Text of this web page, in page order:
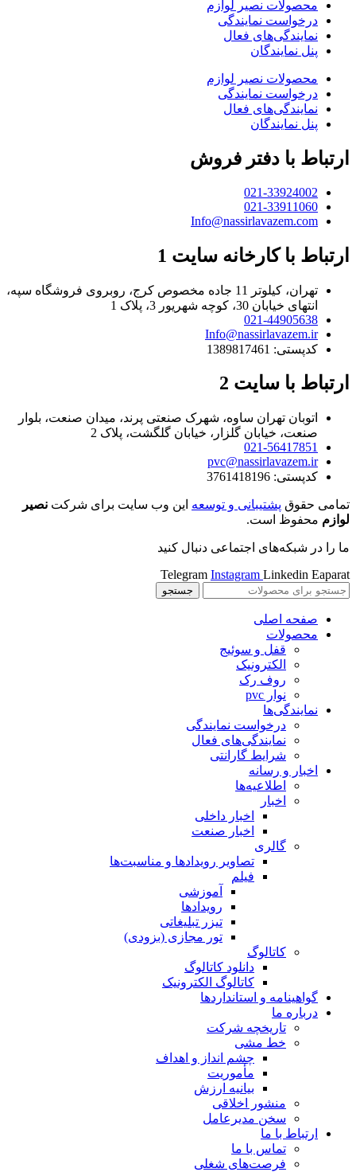
محصولات نصیر لوازم
درخواست نمایندگی
نمایندگی‌های فعال
پنل نمایندگان
محصولات نصیر لوازم
درخواست نمایندگی
نمایندگی‌های فعال
پنل نمایندگان
ارتباط با دفتر فروش
021-33924002
021-33911060
Info@nassirlavazem.com
ارتباط با کارخانه سایت 1
تهران، کیلوتر 11 جاده مخصوص کرج، روبروی فروشگاه سپه،
انتهای خیابان 30، کوچه شهریور 3، پلاک 1
021-44905638
Info@nassirlavazem.ir
کدپستی: 1389817461
ارتباط با سایت 2
اتوبان تهران ساوه، شهرک صنعتی پرند، میدان صنعت، بلوار
صنعت، خیابان گلزار، خیابان گلگشت، پلاک 2
021-56417851
pvc@nassirlavazem.ir
کدپستی: 3761418196
تمامی حقوق پشتیبانی و توسعه این وب سایت برای شرکت نصیر
لوازم محفوظ است.
ما را در شبکه‌های اجتماعی دنبال کنید
Telegram Instagram Linkedin Eaparat
جستجو
صفحه اصلی
محصولات
قفل و سوئیج
الکترونیک
روف رک
نوار pvc
نمایندگی‌ها
درخواست نمایندگی
نمایندگی‌های فعال
شرایط گارانتی
اخبار و رسانه
اطلاعیه‌ها
اخبار
اخبار داخلی
اخبار صنعت
گالری
تصاویر رویدادها و مناسبت‌ها
فیلم
آموزشی
رویدادها
تیزر تبلیغاتی
تور مجازی (بزودی)
کاتالوگ
دانلود کاتالوگ
کاتالوگ الکترونیک
گواهینامه و استانداردها
درباره ما
تاریخچه شرکت
خط مشی
چشم انداز و اهداف
مأموریت
بیانیه ارزش
منشور اخلاقی
سخن مدیرعامل
ارتباط با ما
تماس با ما
فرصت‌های شغلی